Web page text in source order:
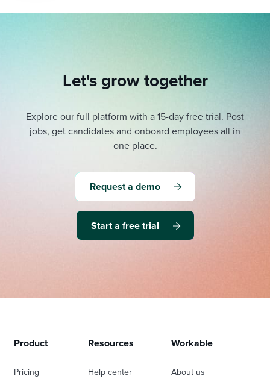
Let's grow together
Explore our full platform with a 15-day free trial. Post
jobs, get candidates and onboard employees all in
one place.
Request a demo
Start a free trial
Product
Pricing
Resources
Help center
Workable
About us